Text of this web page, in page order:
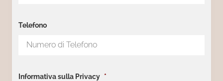
Telefono
Informativa sulla Privacy *